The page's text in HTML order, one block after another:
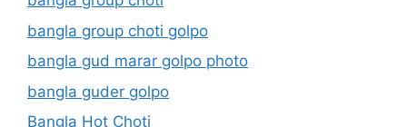
bangla group choti golpo
bangla gud marar golpo photo
bangla guder golpo
Bangla Hot Choti